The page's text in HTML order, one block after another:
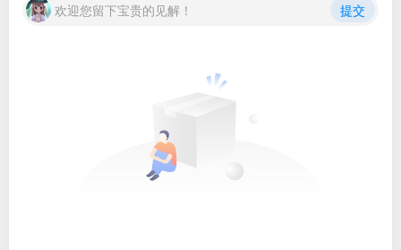
欢迎您留下宝贵的见解！ 提交